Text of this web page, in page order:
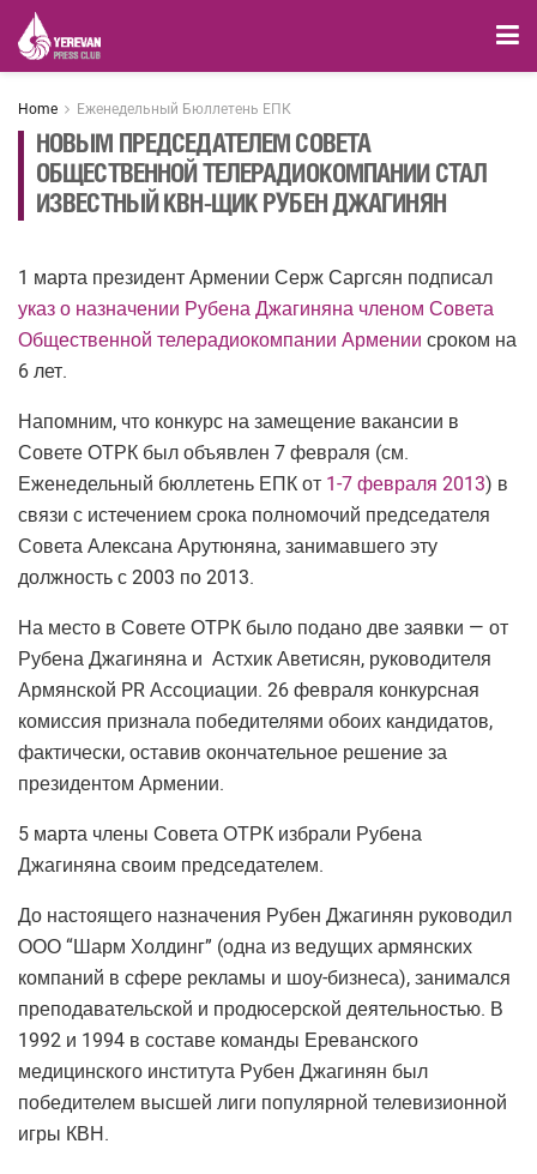
Home Еженедельный Бюллетень ЕПК
НОВЫМ ПРЕДСЕДАТЕЛЕМ СОВЕТА
ОБЩЕСТВЕННОЙ ТЕЛЕРАДИОКОМПАНИИ СТАЛ
ИЗВЕСТНЫЙ КВН-ЩИК РУБЕН ДЖАГИНЯН
1 марта президент Армении Серж Саргсян подписал
указ о назначении Рубена Джагиняна членом Совета
Общественной телерадиокомпании Армении сроком на
6 лет.
Напомним, что конкурс на замещение вакансии в
Совете ОТРК был объявлен 7 февраля (см.
Еженедельный бюллетень ЕПК от 1-7 февраля 2013) в
связи с истечением срока полномочий председателя
Совета Алексана Арутюняна, занимавшего эту
должность с 2003 по 2013.
На место в Совете ОТРК было подано две заявки — от
Рубена Джагиняна и Астхик Аветисян, руководителя
Армянской PR Ассоциации. 26 февраля конкурсная
комиссия признала победителями обоих кандидатов,
фактически, оставив окончательное решение за
президентом Армении.
5 марта члены Совета ОТРК избрали Рубена
Джагиняна своим председателем.
До настоящего назначения Рубен Джагинян руководил
ООО “Шарм Холдинг” (одна из ведущих армянских
компаний в сфере рекламы и шоу-бизнеса), занимался
преподавательской и продюсерской деятельностью. В
1992 и 1994 в составе команды Ереванского
медицинского института Рубен Джагинян был
победителем высшей лиги популярной телевизионной
игры КВН.